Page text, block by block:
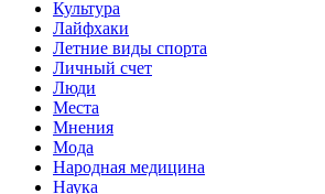
Культура
Лайфхаки
Летние виды спорта
Личный счет
Люди
Места
Мнения
Мода
Народная медицина
Наука